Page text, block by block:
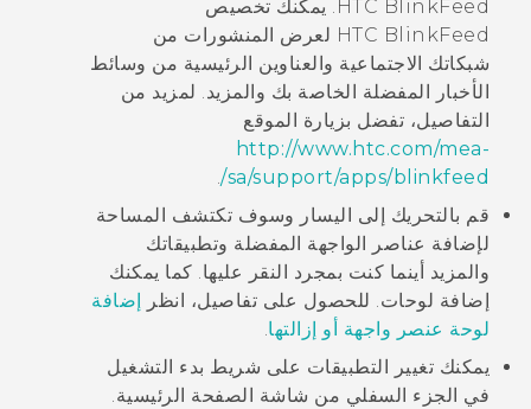
HTC BlinkFeed . يمكنك تخصيص
HTC BlinkFeed لعرض المنشورات من
شبكاتك الاجتماعية والعناوين الرئيسية من وسائط
الأخبار المفضلة الخاصة بك والمزيد. لمزيد من
التفاصيل، تفضل بزيارة الموقع
http://www.htc.com/mea-
sa/support/apps/blinkfeed/
.
قم بالتحريك إلى اليسار وسوف تكتشف المساحة
لإضافة عناصر الواجهة المفضلة وتطبيقاتك
والمزيد أينما كنت بمجرد النقر عليها. كما يمكنك
إضافة لوحات. للحصول على تفاصيل، انظر
إضافة
لوحة عنصر واجهة أو إزالتها.
يمكنك تغيير التطبيقات على شريط بدء التشغيل
في الجزء السفلي من شاشة
الصفحة الرئيسية.